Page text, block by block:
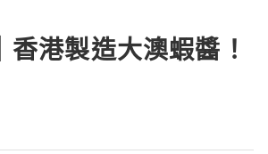
港製造大澳蝦醬！